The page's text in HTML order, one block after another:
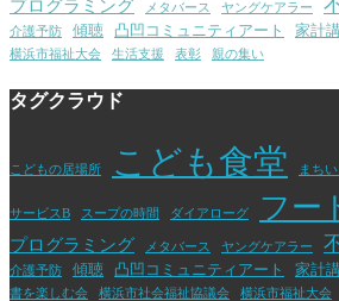
プログラミング メタバース ヤングケアラー
介護予防 傾聴 凸凹コミュニティアート 家計
横浜市福祉大会
生活支援 表彰 親の集い
タグクラウド
こどもの居場所 こども食堂 まち
サービスB スープの時間 ダイアローグ フー
プログラミング メタバース ヤングケアラー
介護予防 傾聴 凸凹コミュニティアート 家計
書を楽しむ会
横浜市社会福祉協議会 横浜市福祉大会